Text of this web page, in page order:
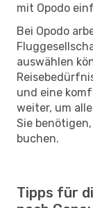
mit Opodo
Bei Opodo
auswählen
und eine
weiter, um
Sie
buchen.
Tipps für